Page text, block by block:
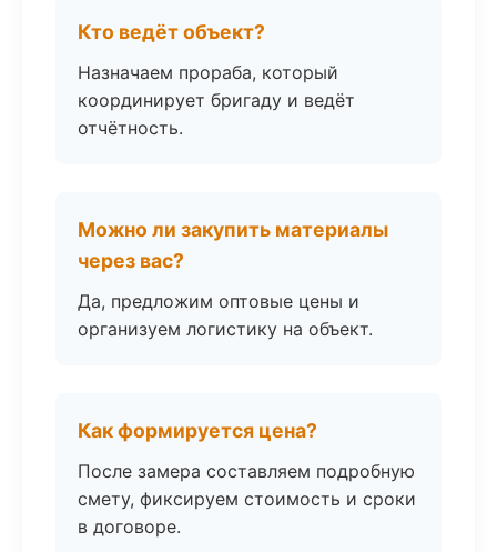
Кто ведёт объект?
Назначаем прораба, который
координирует бригаду и ведёт
отчётность.
Можно ли закупить материалы
через вас?
Да, предложим оптовые цены и
организуем логистику на объект.
Как формируется цена?
После замера составляем подробную
смету, фиксируем стоимость и сроки
в договоре.